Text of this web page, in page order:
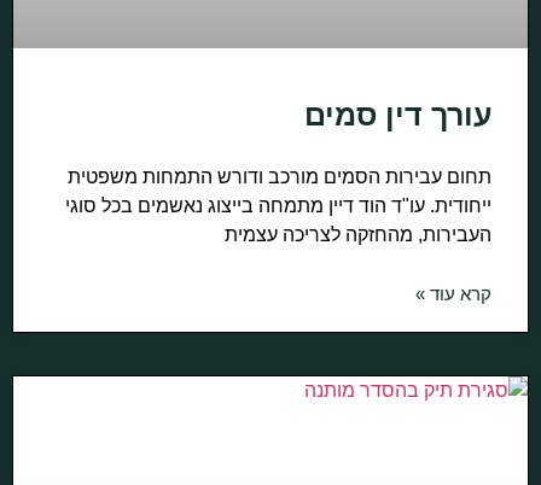
עורך דין סמים
תחום עבירות הסמים מורכב ודורש התמחות משפטית
ייחודית. עו"ד הוד דיין מתמחה בייצוג נאשמים בכל סוגי
העבירות, מהחזקה לצריכה עצמית
קרא עוד »